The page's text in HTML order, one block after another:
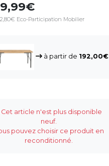
Eco-Participation Mobilier
à partir de 192,00
Cet article n'est plus disponible
neuf.
pouvez choisir ce produit en
reconditionné.